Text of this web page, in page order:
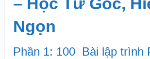
Ngọn
Phần 1: 100 Bài lập trình